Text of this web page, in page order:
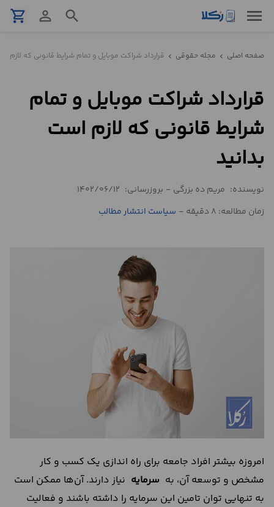
menu
search
person_outline
shopping_cart
نمونه
تنظیم
مشاوره
حقوقی
استعلام
صفحه اصلی chevron_left مجله حقوقی chevron_left قرارداد شراکت موبایل و تمام شرایط قانونی که لازم
قرارداد شراکت موبایل و تمام
شرایط قانونی که لازم است
بدانید
نویسنده: مریم ده بزرگی - بروزرسانی: 1402/06/12
زمان مطالعه: 8 دقیقه
- سیاست انتشار مطالب
امروزه بیشتر افراد جامعه برای راه اندازی یک کسب و کار
مشخص و توسعه آن، به سرمایه نیاز دارند. آن‌ها ممکن است
به تنهایی توان تامین این سرمایه را داشته باشند و فعالیت